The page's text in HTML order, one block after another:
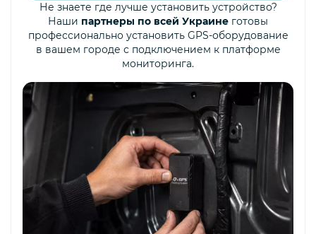
Не знаете где лучше установить устройство?
Наши партнеры по всей Украине готовы
профессионально установить GPS-оборудование
в вашем городе с подключением к платформе
мониторинга.